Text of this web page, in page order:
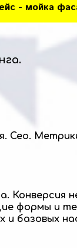
- мойка
Сео.
Конверсия
формы и
и базовых